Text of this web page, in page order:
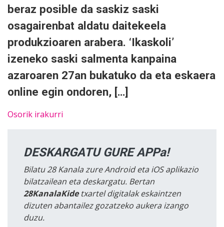
beraz posible da saskiz saski
osagairenbat aldatu daitekeela
produkzioaren arabera. ‘Ikaskoli’
izeneko saski salmenta kanpaina
azaroaren 27an bukatuko da eta eskaera
online egin ondoren, […]
Osorik irakurri
DESKARGATU GURE APPa!
Bilatu 28 Kanala zure Android eta iOS aplikazio
bilatzailean eta deskargatu. Bertan
28KanalaKidetxartel digitalak eskaintzen
dizuten abantailez gozatzeko aukera izango
duzu.